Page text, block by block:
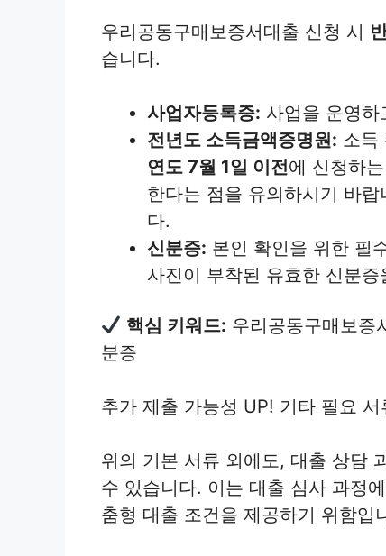
우리공동구매보증서대출 신청 시
습니다.
사업자등록증: 사업을 운영
전년도 소득금액증명원: 소득
연도 7월 1일 이전에 신청하
한다는 점을 유의하시기 바
다.
신분증: 본인 확인을 위한 필
사진이 부착된 유효한 신분
핵심 키워드: 우리공동구매보증
분증
추가 제출 가능성 UP! 기타 필요 서
위의 기본 서류 외에도, 대출 상담
수 있습니다. 이는 대출 심사 과정
춤형 대출 조건을 제공하기 위함입